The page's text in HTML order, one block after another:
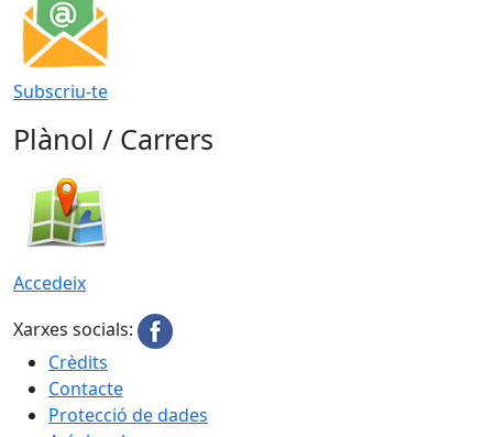
Subscriu-te
Plànol / Carrers
Accedeix
Xarxes socials:
Crèdits
Contacte
Protecció de dades